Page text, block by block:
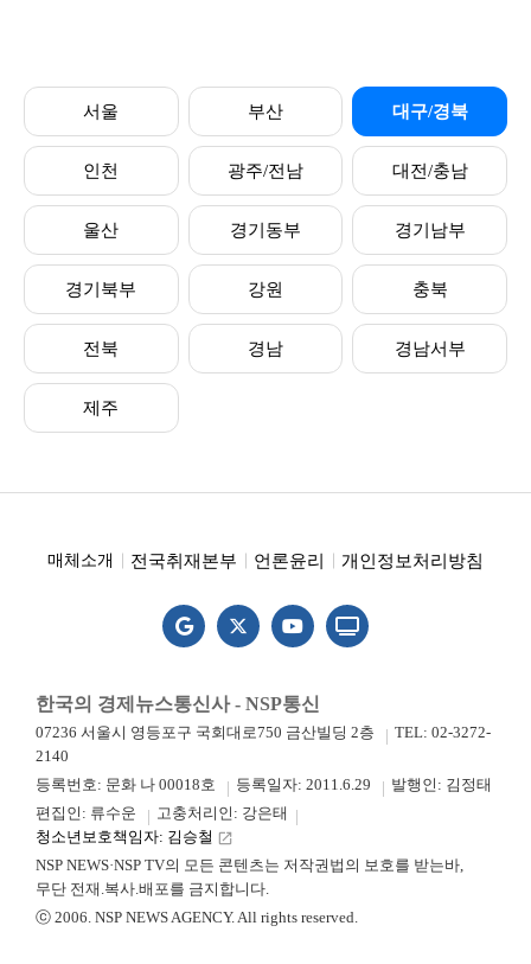
서울 부산 대구/경북
인천 광주/전남 대전/충남
울산 경기동부 경기남부
경기북부 강원 충북
전북 경남 경남서부
제주
매체소개 전국취재본부 언론윤리 개인정보처리방침
한국의 경제뉴스통신사 - NSP통신
07236 서울시 영등포구 국회대로750 금산빌딩 2층
TEL: 02-3272-
2140
등록번호: 문화 나 00018호
등록일자: 2011.6.29
발행인: 김정태
편집인: 류수운
고충처리인: 강은태
청소년보호책임자: 김승철 launch
NSP NEWS·NSP TV의 모든 콘텐츠는 저작권법의 보호를 받는바,
무단 전재.복사.배포를 금지합니다.
ⓒ 2006. NSP NEWS AGENCY. All rights reserved.